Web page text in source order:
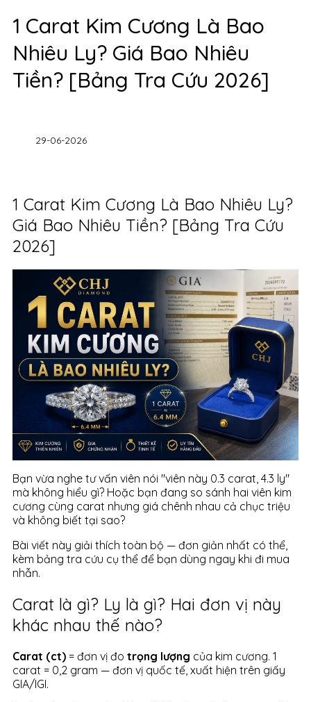
1 Carat Kim Cương Là Bao
Nhiêu Ly? Giá Bao Nhiêu
Tiền? [Bảng Tra Cứu 2026]
1 Carat Kim Cương Là Bao Nhiêu Ly?
Giá Bao Nhiêu Tiền? [Bảng Tra Cứu
2026]
Bạn vừa nghe tư vấn viên nói "viên này 0.3 carat, 4.3 ly"
mà không hiểu gì? Hoặc bạn đang so sánh hai viên kim
cương cùng carat nhưng giá chênh nhau cả chục triệu
và không biết tại sao?
Bài viết này giải thích toàn bộ — đơn giản nhất có thể,
kèm bảng tra cứu cụ thể để bạn dùng ngay khi đi mua
nhẫn.
Carat là gì? Ly là gì? Hai đơn vị này
khác nhau thế nào?
Carat (ct) = đơn vị đo trọng lượng của kim cương. 1
carat = 0,2 gram — đơn vị quốc tế, xuất hiện trên giấy
GIA/IGI.
29-06-2026